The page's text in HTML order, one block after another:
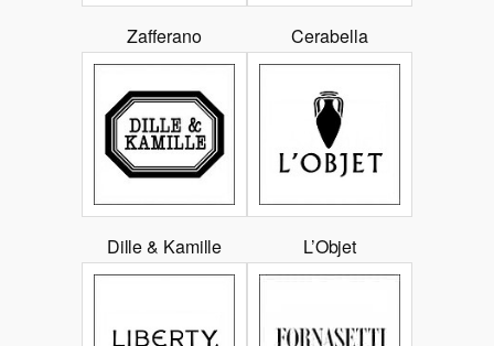
Zafferano Cerabella
Dille & Kamille L’Objet